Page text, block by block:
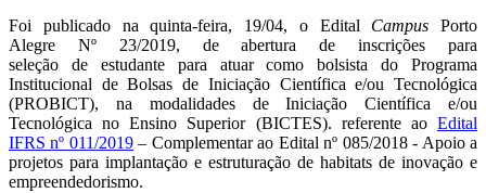
Foi publicado na quinta-feira, 19/04, o Edital Campus Porto
Alegre Nº 23/2019, de abertura de inscrições para
seleção de estudante para atuar como bolsista do Programa
Institucional de Bolsas de Iniciação Científica e/ou Tecnológica
(PROBICT), na modalidades de Iniciação Científica e/ou
Tecnológica no Ensino Superior (BICTES). referente ao Edital
IFRS nº 011/2019– Complementar ao Edital nº 085/2018 - Apoio a
projetos para implantação e estruturação de habitats de inovação e
empreendedorismo.